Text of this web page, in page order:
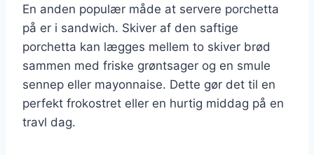
En anden populær måde at servere porchetta
på er i sandwich. Skiver af den saftige
porchetta kan lægges mellem to skiver brød
sammen med friske grøntsager og en smule
sennep eller mayonnaise. Dette gør det til en
perfekt frokostret eller en hurtig middag på en
travl dag.